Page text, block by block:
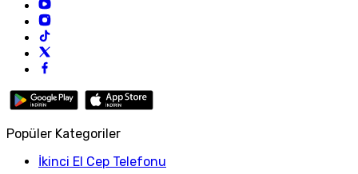
Popüler Kategoriler
İkinci El Cep Telefonu